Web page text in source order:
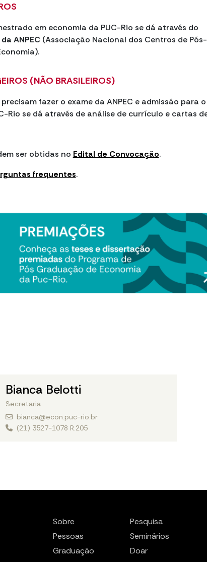
em economia da PUC-Rio se dá através do
ANPEC(Associação Nacional dos Centros de Pós-
(NÃO BRASILEIROS)
fazer o exame da ANPEC e admissão para o
Rio se dá através de análise de currículo e cartas
ser obtidas no Edital de Convocação.
frequentes.
Bianca Belotti
Secretaria
bianca@econ.puc-rio.br
(21) 3527-1078 R.205
Sobre
Pessoas
Graduação
Pesquisa
Seminários
Doar